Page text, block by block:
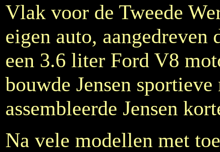
Vlak voor de Tweede
eigen auto, aangedreven
een 3.6 liter Ford V8
bouwde Jensen
assembleerde Jensen
Na vele modellen met